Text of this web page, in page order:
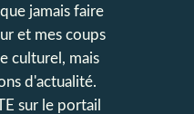
jamais faire
et mes coups
culturel, mais
d'actualité.
sur le portail